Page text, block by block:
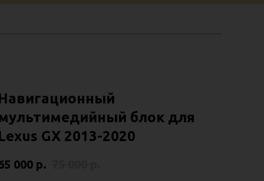
блок для
GX 2013-2020
000 р.